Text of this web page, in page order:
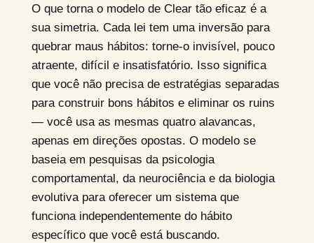
O que torna o modelo de Clear tão eficaz é a
sua simetria. Cada lei tem uma inversão para
quebrar maus hábitos: torne-o invisível, pouco
atraente, difícil e insatisfatório. Isso significa
que você não precisa de estratégias separadas
para construir bons hábitos e eliminar os ruins
— você usa as mesmas quatro alavancas,
apenas em direções opostas. O modelo se
baseia em pesquisas da psicologia
comportamental, da neurociência e da biologia
evolutiva para oferecer um sistema que
funciona independentemente do hábito
específico que você está buscando.